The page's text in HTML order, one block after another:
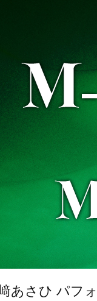
あさひ パフ